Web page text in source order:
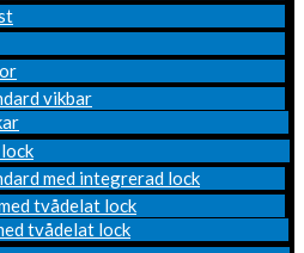
vikbar
med integrerad lock
tvådelat lock
tvådelat lock